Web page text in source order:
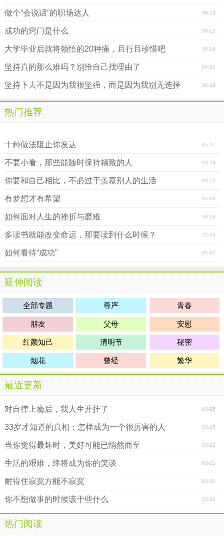
08-18
做个“会说话”的职场达人
09-13
成功的窍门是什么
08-16
大学毕业后就将领悟的20种痛，且行且珍惜吧
04-20
坚持真的那么难吗？别给自己找理由了
08-19
坚持下去不是因为我很坚强，而是因为我别无选择
热门推荐
05-07
十种做法阻止你发达
03-24
不要小看，那些能随时保持精致的人
09-12
你要和自己相比，不必过于羡慕别人的生活
05-03
有梦想才有希望
08-18
如何面对人生的挫折与磨难
11-03
多读书就能改变命运，那要读到什么时候？
05-07
如何看待“成功”
延伸阅读
全部专题 尊严 青春
朋友 父母 安慰
红颜知己 清明节 秘密
烟花 曾经 繁华
最近更新
03-25
对自律上瘾后，我人生开挂了
03-25
33岁才知道的真相：怎样成为一个很厉害的人
03-22
当你觉得最坏时，美好可能已悄然而至
03-21
生活的艰难，终将成为你的笑谈
03-20
耐得住寂寞方能不寂寞
03-20
你不想做事的时候该干些什么
热门阅读